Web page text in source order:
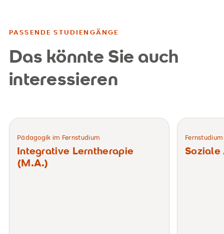
PASSENDE STUDIENGÄNGE
Das könnte Sie auch
interessieren
Pädagogik im Fernstudium
Integrative Lerntherapie
(M.A.)
Fernstudium